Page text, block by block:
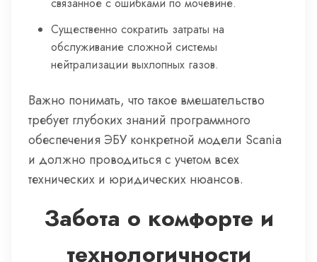
Существенно сократить затраты на
обслуживание сложной системы
нейтрализации выхлопных газов.
Важно понимать, что такое вмешательство
требует глубоких знаний программного
обеспечения ЭБУ конкретной модели Scania
и должно проводиться с учетом всех
технических и юридических нюансов.
Забота о комфорте и
технологичности